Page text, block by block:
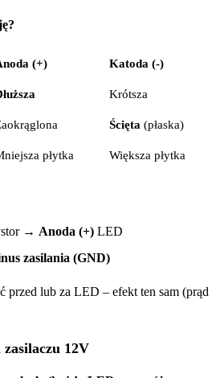
(+) Katoda (-)
Krótsza
Ścięta (płaska)
płytka Większa płytka
→ Anoda (+) LED
zasilania (GND)
przed lub za LED – efekt ten sam (prąd
12V